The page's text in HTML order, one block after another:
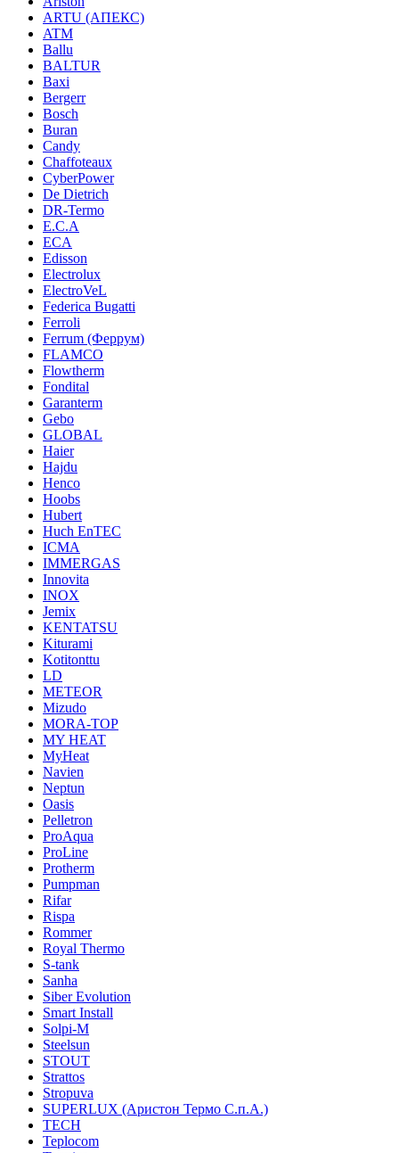
ARTU (АПЕКС)
ATM
Ballu
BALTUR
Baxi
Bergerr
Bosch
Buran
Candy
Chaffoteaux
CyberPower
De Dietrich
DR-Termo
E.C.A
ECA
Edisson
Electrolux
ElectroVeL
Federica Bugatti
Ferroli
Ferrum (Феррум)
FLAMCO
Flowtherm
Fondital
Garanterm
Gebo
GLOBAL
Haier
Hajdu
Henco
Hoobs
Hubert
Huch EnTEC
ICMA
IMMERGAS
Innovita
INOX
Jemix
KENTATSU
Kiturami
Kotitonttu
LD
METEOR
Mizudo
MORA-TOP
MY HEAT
MyHeat
Navien
Neptun
Oasis
Pelletron
ProAqua
ProLine
Protherm
Pumpman
Rifar
Rispa
Rommer
Royal Thermo
S-tank
Sanha
Siber Evolution
Smart Install
Solpi-M
Steelsun
STOUT
Strattos
Stropuva
SUPERLUX (Аристон Термо С.п.А.)
TECH
Teplocom